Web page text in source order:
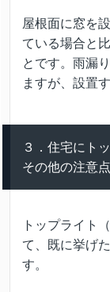
屋根面に窓を
ている場合と
とです。雨漏
ますが、設置
３．住宅にト
その他の注意点
トップライト
て、既に挙げ
す。